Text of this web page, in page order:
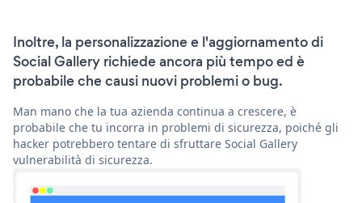
Inoltre, la personalizzazione e l'aggiornamento di
Social Gallery richiede ancora più tempo ed è
probabile che causi nuovi problemi o bug.
Man mano che la tua azienda continua a crescere, è
probabile che tu incorra in problemi di sicurezza, poiché gli
hacker potrebbero tentare di sfruttare Social Gallery
vulnerabilità di sicurezza.